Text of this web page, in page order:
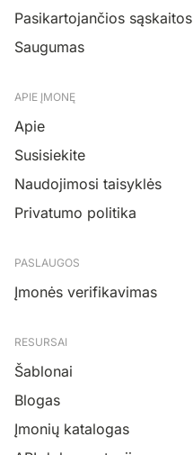
Pasikartojančios sąskaitos
Saugumas
APIE ĮMONĘ
Apie
Susisiekite
Naudojimosi taisyklės
Privatumo politika
PASLAUGOS
Įmonės verifikavimas
RESURSAI
Šablonai
Blogas
Įmonių katalogas